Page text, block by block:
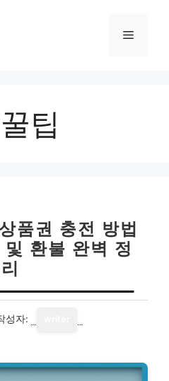
메
팁
품권 충전 방법
및 환불 완벽 정
리
성자: